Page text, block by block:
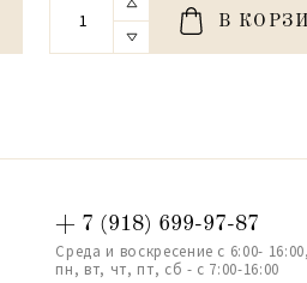
В
+ 7 (918) 699-97-87
Среда и воскресение с 6:00- 16:00,
пн, вт, чт, пт, сб - с 7:00-16:00